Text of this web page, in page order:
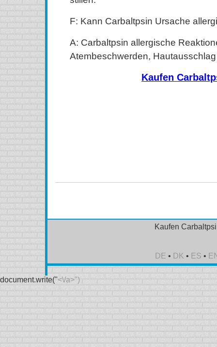
F: Kann Carbaltpsin Ursache
A: Carbaltpsin allergische
Atembeschwerden,
Kaufen
Kaufen
DE • DK • ES •
document.write("<\/a>")